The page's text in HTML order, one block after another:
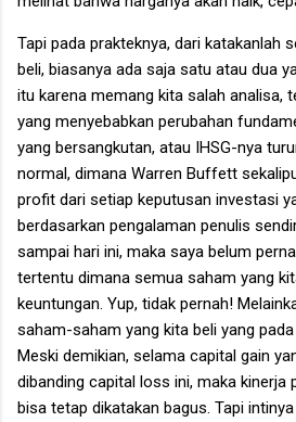
Tapi pada prakteknya, dari katakanlah
beli, biasanya ada saja satu atau dua
itu karena memang kita salah analisa,
yang menyebabkan perubahan
yang bersangkutan, atau IHSG-nya
normal, dimana Warren Buffett
profit dari setiap keputusan investasi
berdasarkan pengalaman penulis
sampai hari ini, maka saya belum
tertentu dimana semua saham yang
keuntungan. Yup, tidak pernah!
saham-saham yang kita beli yang
Meski demikian, selama capital gain
dibanding capital loss ini, maka
bisa tetap dikatakan bagus. Tapi